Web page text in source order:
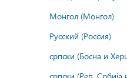
Монгол (Монгол)
Русский (Россия)
српски (Босна и
српски (Реп.